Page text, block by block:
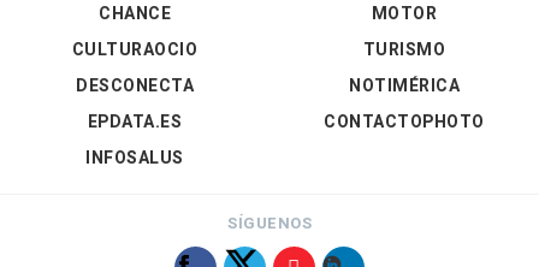
CHANCE
CULTURAOCIO
DESCONECTA
EPDATA.ES
INFOSALUS
MOTOR
TURISMO
NOTIMÉRICA
CONTACTOPHOTO
SÍGUENOS